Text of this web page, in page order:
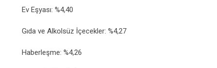
Ev Eşyası: %4,40
Gıda ve Alkolsüz İçecekler: %4,27
Haberleşme: %4,26